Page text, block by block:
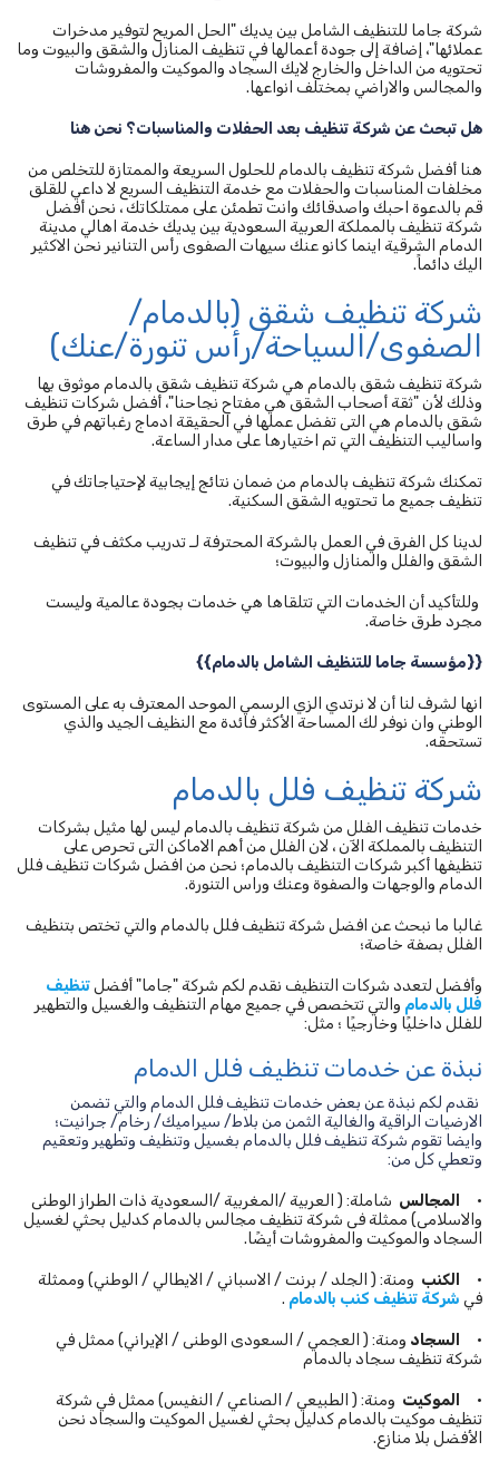
شركة جاما للتنظيف الشامل بين يديك "الحل المريح لتوفير مدخرات
عملائها"، إضافة إلى جودة أعمالها في تنظيف المنازل والشقق والبيوت وما
تحتويه من الداخل والخارج لايك السجاد والموكيت والمفروشات
والمجالس والاراضي بمختلف انواعها.
هل تبحث عن شركة تنظيف بعد الحفلات والمناسبات؟ نحن هنا
هنا أفضل شركة تنظيف بالدمام للحلول السريعة والممتازة للتخلص من
مخلفات المناسبات والحفلات مع خدمة التنظيف السريع لا داعي للقلق
قم بالدعوة احبك واصدقائك وانت تطمئن على ممتلكاتك ، نحن أفضل
شركة تنظيف بالمملكة العربية السعودية بين يديك خدمة اهالي مدينة
الدمام الشرقية اينما كانو عنك سيهات الصفوى رأس التنانير نحن الاكثير
اليك دائماً.
شركة تنظيف شقق (بالدمام/
الصفوى/السياحة/رأس تنورة/عنك)
شركة تنظيف شقق بالدمام هي شركة تنظيف شقق بالدمام موثوق بها
وذلك لأن "ثقة أصحاب الشقق هي مفتاح نجاحنا"، أفضل شركات تنظيف
شقق بالدمام هي التى تفضل عملها في الحقيقة ادماج رغباتهم في طرق
واساليب التنظيف التي تم اختيارها على مدار الساعة.
تمكنك شركة تنظيف بالدمام من ضمان نتائج إيجابية لإحتياجاتك في
تنظيف جميع ما تحتويه الشقق السكنية.
لدينا كل الفرق في العمل بالشركة المحترفة لـ تدريب مكثف في تنظيف
الشقق والفلل والمنازل والبيوت؛
وللتأكيد أن الخدمات التي تتلقاها هي خدمات بجودة عالمية وليست
مجرد طرق خاصة.
{{مؤسسة جاما للتنظيف الشامل بالدمام}}
انها لشرف لنا أن لا نرتدي الزي الرسمي الموحد المعترف به على المستوى
الوطني وان نوفر لك المساحة الأكثر فائدة مع النظيف الجيد والذي
تستحقه.
شركة تنظيف فلل بالدمام
خدمات تنظيف الفلل من شركة تنظيف بالدمام ليس لها مثيل بشركات
التنظيف بالمملكة الآن ، لان الفلل من أهم الاماكن التى تحرص على
تنظيفها أكبر شركات التنظيف بالدمام؛ نحن من افضل شركات تنظيف فلل
الدمام والوجهات والصفوة وعنك وراس التنورة.
غالبا ما نبحث عن افضل شركة تنظيف فلل بالدمام والتي تختص بتنظيف
الفلل بصفة خاصة؛
وأفضل لتعدد شركات التنظيف نقدم لكم شركة "جاما" أفضلتنظيف
فلل بالدمام والتي تتخصص في جميع مهام التنظيف والغسيل والتطهير
للفلل داخليًا وخارجيًا ؛ مثل:
نبذة عن خدمات تنظيف فلل الدمام
نقدم لكم نبذة عن بعض خدمات تنظيف فلل الدمام والتي تضمن
الارضيات الراقية والغالية الثمن من بلاط/ سيراميك/ رخام/ جرانيت؛
وايضا تقوم شركة تنظيف فلل بالدمام بغسيل وتنظيف وتطهير وتعقيم
وتعطي كل من:
• المجالس شاملة: ( العربية /المغربية /السعودية ذات الطراز الوطنى
والاسلامى) ممثلة فى شركة تنظيف مجالس بالدمام كدليل بحثي لغسيل
السجاد والموكيت والمفروشات أيضًا.
• الكنب ومنة: ( الجلد / برنت / الاسباني / الايطالي / الوطني) وممثلة
في شركة تنظيف كنب بالدمام .
• السجاد ومنة: ( العجمي / السعودى الوطنى / الإيراني) ممثل في
شركة تنظيف سجاد بالدمام
• الموكيت ومنة: ( الطبيعي / الصناعي / النفيس) ممثل في شركة
تنظيف موكيت بالدمام كدليل بحثي لغسيل الموكيت والسجاد نحن
الأفضل بلا منازع.